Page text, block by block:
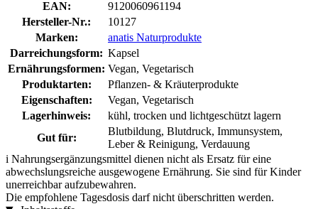
EAN:
9120060961194
Hersteller-Nr.:
10127
Marken:
anatis Naturprodukte
Darreichungsform: Kapsel
Ernährungsformen: Vegan, Vegetarisch
Produktarten:
Pflanzen- & Kräuterprodukte
Eigenschaften:
Vegan, Vegetarisch
Lagerhinweis:
kühl, trocken und lichtgeschützt lagern
Gut für:
Blutbildung, Blutdruck, Immunsystem,
Leber & Reinigung, Verdauung
i Nahrungsergänzungsmittel dienen nicht als Ersatz für eine
abwechslungsreiche ausgewogene Ernährung. Sie sind für Kinder
unerreichbar aufzubewahren.
Die empfohlene Tagesdosis darf nicht überschritten werden.